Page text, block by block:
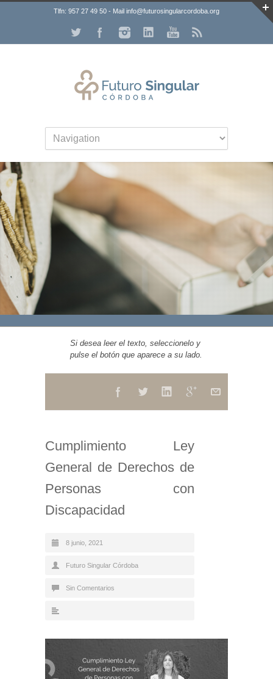
Tlfn: 957 27 49 50 - Mail info@futurosingularcordoba.org
Si desea leer el texto, seleccionelo y
pulse el botón que aparece a su lado.
Cumplimiento Ley
General de Derechos de
Personas con
Discapacidad
8 junio, 2021
Futuro Singular Córdoba
Sin Comentarios